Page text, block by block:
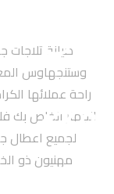
صيانة تلاجات
وستنجهاوس
راحة عملائها
الجهاز الخاص بك
لجميع اعطال
مهنيون ذو